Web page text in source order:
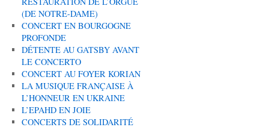
(DE NOTRE-DAME)
CONCERT EN BOURGOGNE
PROFONDE
DÉTENTE AU GATSBY AVANT
LE CONCERTO
CONCERT AU FOYER KORIAN
LA MUSIQUE FRANÇAISE À
L’HONNEUR EN UKRAINE
L’EPAHD EN JOIE
CONCERTS DE SOLIDARITÉ